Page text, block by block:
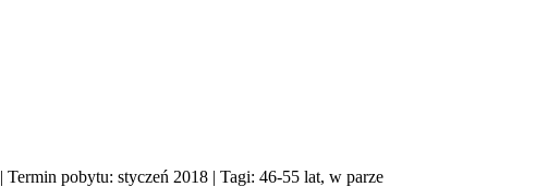
| Termin pobytu: styczeń 2018 | Tagi: 46-55 lat, w parze